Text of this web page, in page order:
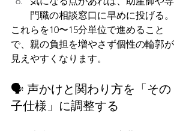
門職の相談窓口に早めに投げる。
これらを10〜15分単位で進めること
で、親の負担を増やさず個性の輪郭が
見えやすくなります。
🗣️ 声かけと関わり方を「その
子仕様」に調整する